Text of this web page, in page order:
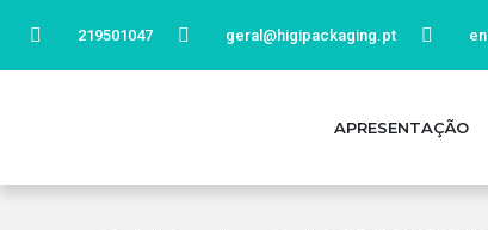
219501047 geral@higipackaging.pt
APRESENTAÇÃO